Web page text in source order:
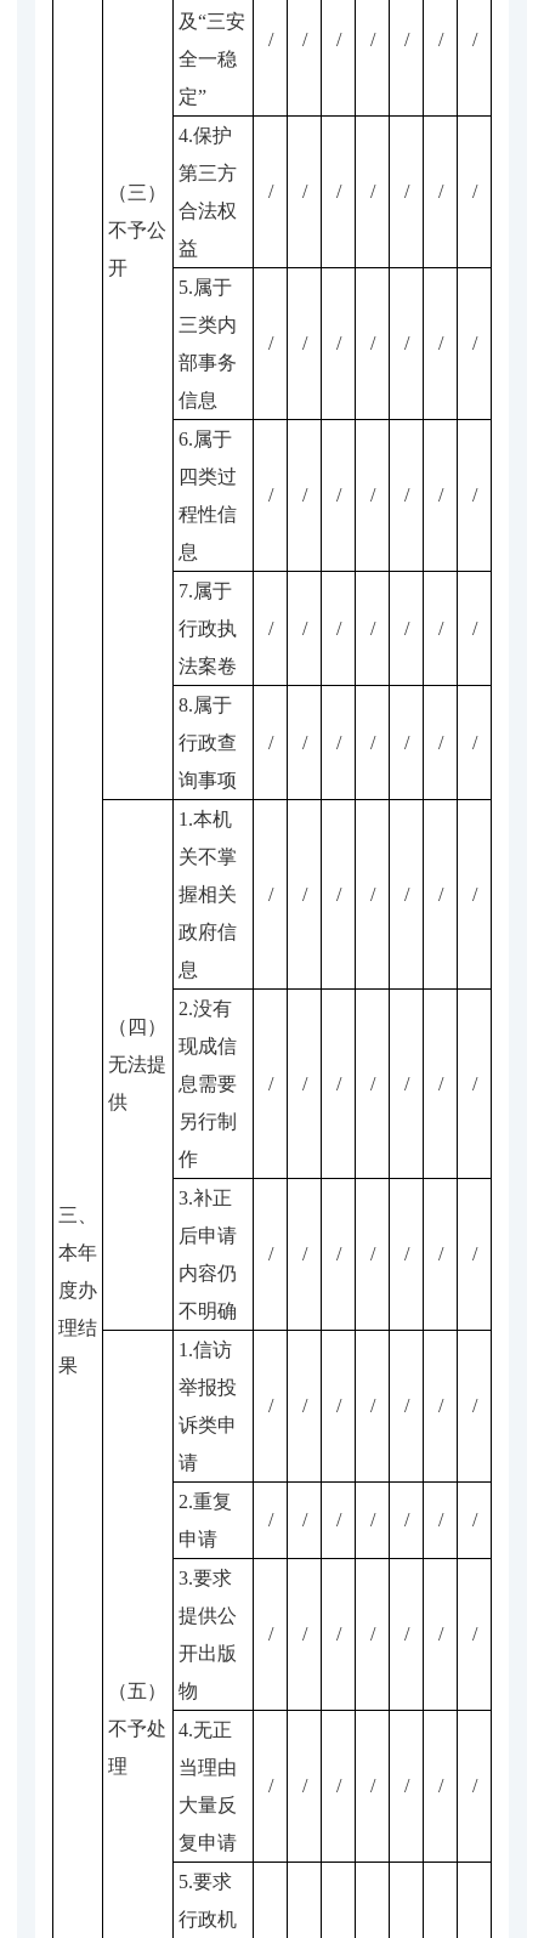
三、
本年
度办
理结
果
（三）
不予公
开
及“三安
全一稳
定”
/ / / / / / /
4.保护
第三方
合法权
益
/ / / / / / /
5.属于
三类内
部事务
信息
/ / / / / / /
6.属于
四类过
程性信
息
/ / / / / / /
7.属于
行政执
法案卷
/ / / / / / /
8.属于
行政查
询事项
/ / / / / / /
（四）
无法提
供
1.本机
关不掌
握相关
政府信
息
/ / / / / / /
2.没有
现成信
息需要
另行制
作
/ / / / / / /
3.补正
后申请
内容仍
不明确
/ / / / / / /
（五）
不予处
理
1.信访
举报投
诉类申
请
/ / / / / / /
2.重复
申请
/ / / / / / /
3.要求
提供公
开出版
物
/ / / / / / /
4.无正
当理由
大量反
复申请
/ / / / / / /
5.要求
行政机